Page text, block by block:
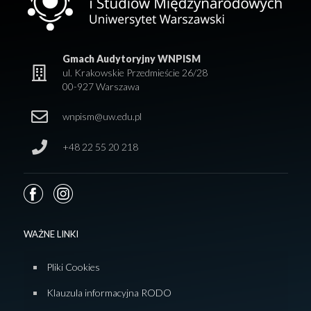
Gmach Audytoryjny WNPISM
ul. Krakowskie Przedmieście 26/28
00-927 Warszawa
wnpism@uw.edu.pl
+48 22 55 20 218
WAŻNE LINKI
Pliki Cookies
Klauzula informacyjna RODO